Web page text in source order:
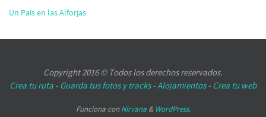
Un País en las Alforjas
Copyright 2016 © Todos los derechos reservados.
Crea tu ruta - Guarda tus fotos y tracks-Alojamientos- Crea tu web
Funciona con Nirvana& WordPress.